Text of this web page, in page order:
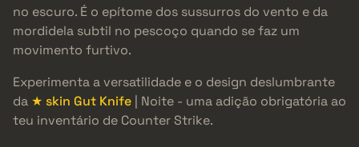
no escuro. É o epítome dos sussurros do vento e da
mordidela subtil no pescoço quando se faz um
movimento furtivo.
Experimenta a versatilidade e o design deslumbrante
da ★ skin Gut Knife | Noite - uma adição obrigatória ao
teu inventário de Counter Strike.